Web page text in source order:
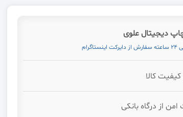
دیجیتال علوی
کالا
از درگاه بانکی